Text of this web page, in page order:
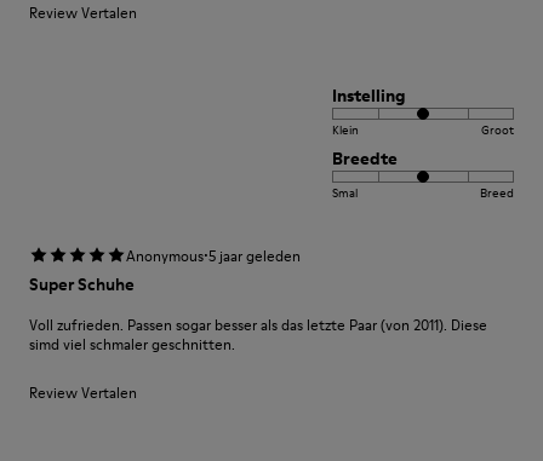
Review Vertalen
Instelling
Klein Groot
Breedte
Smal Breed
Anonymous·5 jaar geleden
Super Schuhe
Voll zufrieden. Passen sogar besser als das letzte Paar (von 2011). Diese
simd viel schmaler geschnitten.
Review Vertalen